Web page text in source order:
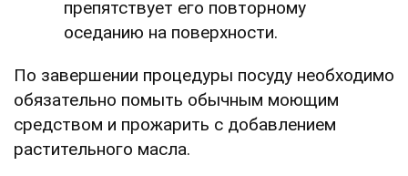
препятствует его повторному
оседанию на поверхности.
По завершении процедуры посуду необходимо
обязательно помыть обычным моющим
средством и прожарить с добавлением
растительного масла.